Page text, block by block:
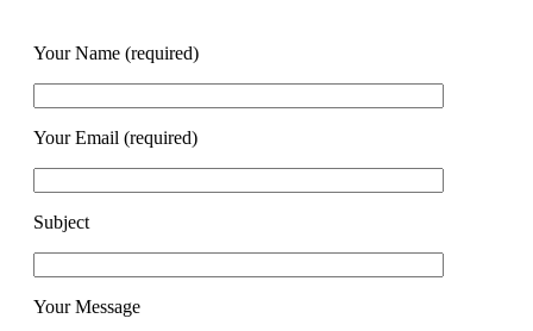
Your Name (required)
Your Email (required)
Subject
Your Message